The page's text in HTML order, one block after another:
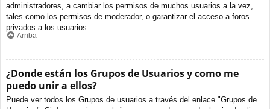
administradores, a cambiar los permisos de muchos usuarios a la vez,
tales como los permisos de moderador, o garantizar el acceso a foros
privados a los usuarios.
Arriba
¿Donde están los Grupos de Usuarios y como me
puedo unir a ellos?
Puede ver todos los Grupos de usuarios a través del enlace "Grupos de